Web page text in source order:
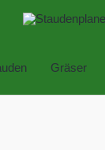
Gräser